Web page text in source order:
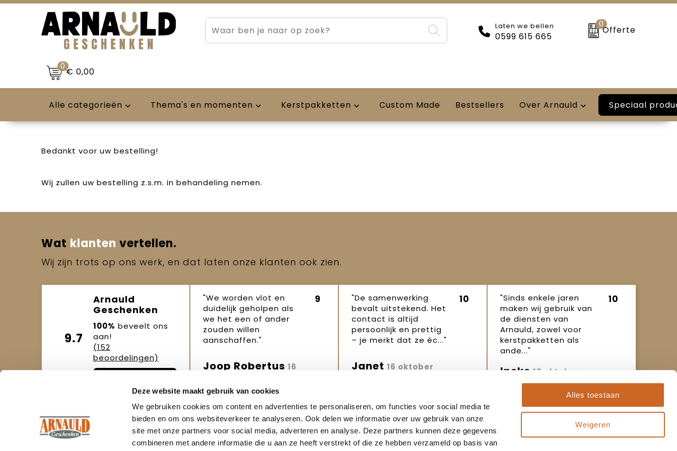
Deze website maakt gebruik van cookies
We gebruiken cookies om content en advertenties te personaliseren, om functies voor social media te
bieden en om ons websiteverkeer te analyseren. Ook delen we informatie over uw gebruik van onze
site met onze partners voor social media, adverteren en analyse. Deze partners kunnen deze gegevens
combineren met andere informatie die u aan ze heeft verstrekt of die ze hebben verzameld op basis van
Alles toestaan
Weigeren
Laten we bellen
0599 615 665
0
Offerte
0€ 0,00
Alle categorieën Thema's en momenten Kerstpakketten Custom Made Bestsellers Over Arnauld Speciaal
Bedankt voor uw bestelling!
Wij zullen uw bestelling z.s.m. in behandeling nemen.
Wat klanten vertellen.
Wij zijn trots op ons werk, en dat laten onze klanten ook zien.
9.7
Arnauld
Geschenken
100% beveelt ons
aan!
(152
beoordelingen)
"We worden vlot en
duidelijk geholpen als
we het een of ander
zouden willen
aanschaffen."
9
Joop Robertus 16
"De samenwerking
bevalt uitstekend. Het
contact is altijd
persoonlijk en prettig
– je merkt dat ze éc..."
10
Janet 16 oktober
"Sinds enkele jaren
maken wij gebruik van
de diensten van
Arnauld, zowel voor
kerstpakketten als
ande..."
10
Ineke16 oktober